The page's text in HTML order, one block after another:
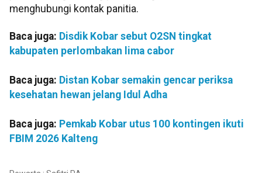
menghubungi kontak panitia.
Baca juga: Disdik Kobar sebut O2SN tingkat
kabupaten perlombakan lima cabor
Baca juga: Distan Kobar semakin gencar periksa
kesehatan hewan jelang Idul Adha
Baca juga: Pemkab Kobar utus 100 kontingen ikuti
FBIM 2026 Kalteng